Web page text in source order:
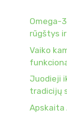
Omega-
rūgštys
Vaiko
Juodieji
tradicijų
Apskaita